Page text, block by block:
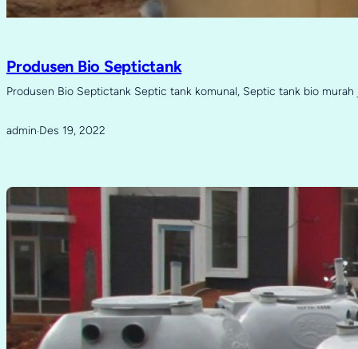
Produsen Bio Septictank
Produsen Bio Septictank Septic tank komunal, Septic tank bio murah
admin·Des 19, 2022